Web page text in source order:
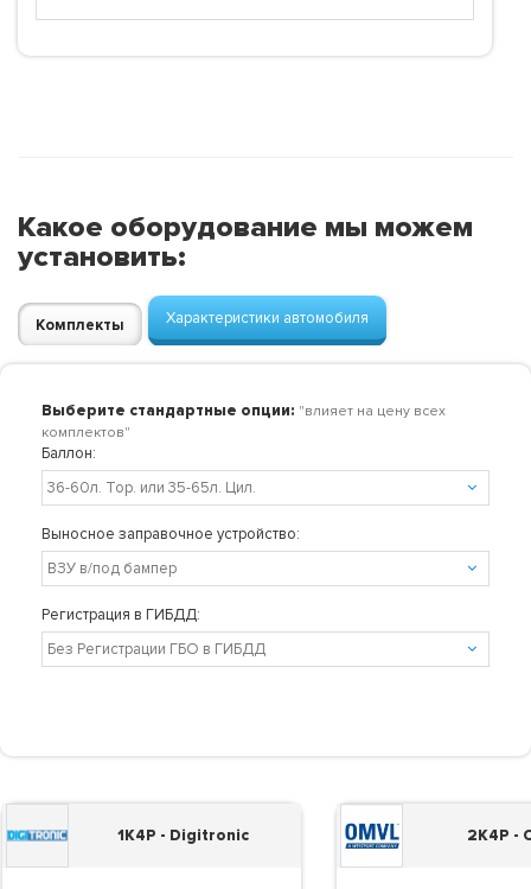
Какое оборудование мы можем
установить:
Комплекты Характеристики автомобиля
Выберите стандартные опции: "влияет на цену всех
комплектов"
Баллон:
Выносное заправочное устройство:
Регистрация в ГИБДД:
1K4P - Digitronic 2K4P -